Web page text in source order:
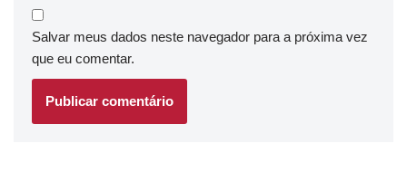
Salvar meus dados neste navegador para a próxima vez
que eu comentar.